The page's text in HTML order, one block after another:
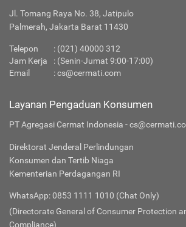
Jl. Tomang Raya No. 38, Jatipulo
Palmerah, Jakarta Barat 11430
Telepon : (021) 40000 312
Jam Kerja
: (Senin-Jumat 9:00-17:00)
Email
:cs@cermati.com
Layanan Pengaduan Konsumen
PT Agregasi Cermat Indonesia -
Direktorat Jenderal Perlindungan
Konsumen dan Tertib Niaga
Kementerian Perdagangan RI
WhatsApp: 0853 1111 1010 (Chat Only)
(Directorate General of Consumer Protection
Compliance)